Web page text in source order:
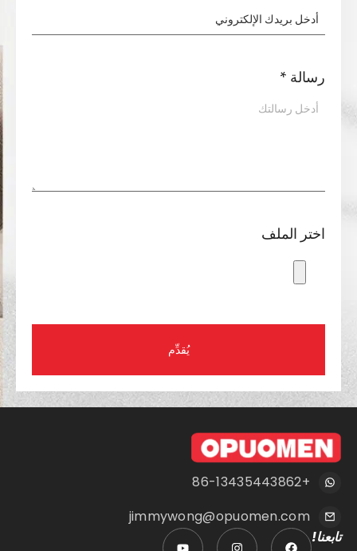
رسالة *
اختر الملف
يُقدِّم
jimmywong@opuomen.com
تابعنا!